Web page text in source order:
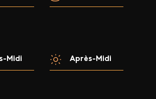
Midi Après-Midi